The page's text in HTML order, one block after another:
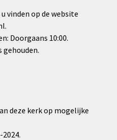
vinden op de website
Doorgaans 10:00.
gehouden.
deze kerk op mogelijke